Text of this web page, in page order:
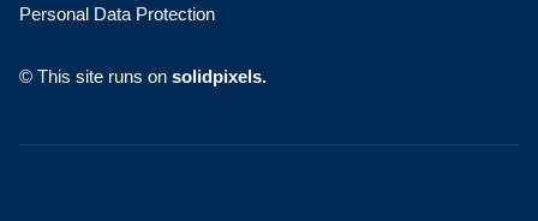
Personal Data Protection
© This site runs on solidpixels.